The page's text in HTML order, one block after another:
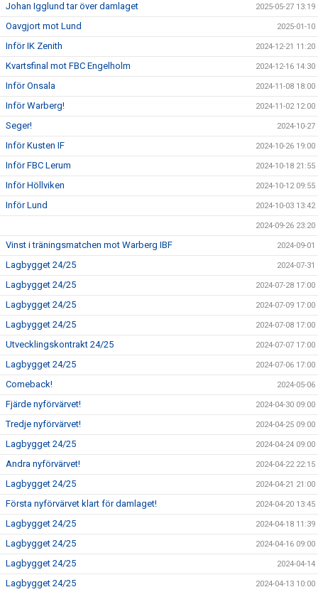
Johan Igglund tar över damlaget 2025-05-27 13:19
Oavgjort mot Lund 2025-01-10
Inför IK Zenith 2024-12-21 11:20
Kvartsfinal mot FBC Engelholm 2024-12-16 14:30
Inför Onsala 2024-11-08 18:00
Inför Warberg! 2024-11-02 12:00
Seger! 2024-10-27
Inför Kusten IF 2024-10-26 19:00
Inför FBC Lerum 2024-10-18 21:55
Inför Höllviken 2024-10-12 09:55
Inför Lund 2024-10-03 13:42
2024-09-26 23:20
Vinst i träningsmatchen mot Warberg IBF 2024-09-01
Lagbygget 24/25 2024-07-31
Lagbygget 24/25 2024-07-28 17:00
Lagbygget 24/25 2024-07-09 17:00
Lagbygget 24/25 2024-07-08 17:00
Utvecklingskontrakt 24/25 2024-07-07 17:00
Lagbygget 24/25 2024-07-06 17:00
Comeback! 2024-05-06
Fjärde nyförvärvet! 2024-04-30 09:00
Tredje nyförvärvet! 2024-04-25 09:00
Lagbygget 24/25 2024-04-24 09:00
Andra nyförvärvet! 2024-04-22 22:15
Lagbygget 24/25 2024-04-21 21:00
Första nyförvärvet klart för damlaget! 2024-04-20 13:45
Lagbygget 24/25 2024-04-18 11:39
Lagbygget 24/25 2024-04-16 09:00
Lagbygget 24/25 2024-04-14
Lagbygget 24/25 2024-04-13 10:00